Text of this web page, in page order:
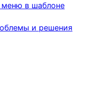
меню в шаблоне
и решения